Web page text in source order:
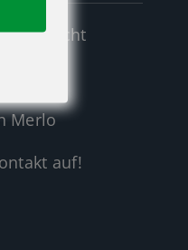
Übersicht
Merlo
auf!